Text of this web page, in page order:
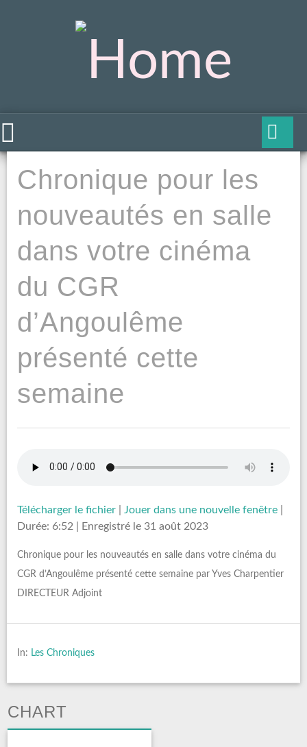
Chronique pour les
nouveautés en salle
dans votre cinéma
du CGR
d’Angoulême
présenté cette
semaine
Télécharger le fichier Jouer dans une nouvelle fenêtre
Durée: 6:52
Enregistré le 31 août 2023
Chronique pour les nouveautés en salle dans votre cinéma du
CGR d’Angoulême présenté cette semaine par Yves Charpentier
DIRECTEUR Adjoint
In: Les Chroniques
CHART